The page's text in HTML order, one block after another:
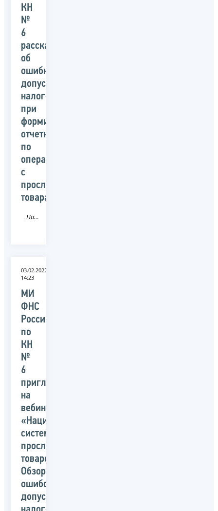
КН
№
6
рассказали
об
ошибках,
допускаемых
налогоплательщиками
при
формировании
отчетности
по
операциям
с
прослеживаемыми
товарами
Новость
03.02.2022
14:23
МИ
ФНС
России
по
КН
№
6
приглашает
на
вебинар
«Национальная
система
прослеживаемости
товаров.
Обзор
ошибок,
допускаемых